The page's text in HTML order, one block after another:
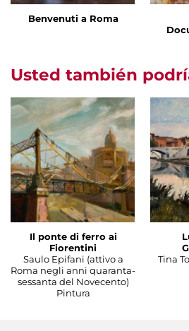
Benvenuti a Roma
Usted también
Il ponte di ferro ai
Fiorentini
Saulo Epifani (attivo a
Roma negli anni quaranta-
sessanta del Novecento)
Pintura
Tina